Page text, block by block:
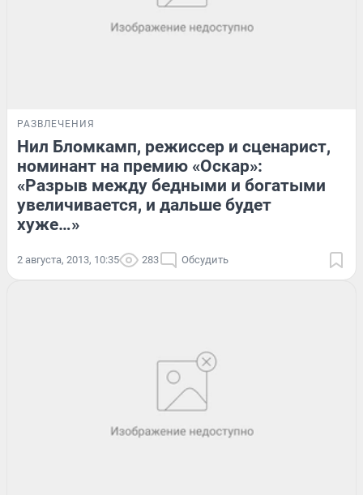
РАЗВЛЕЧЕНИЯ
Нил Бломкамп, режиссер и сценарист,
номинант на премию «Оскар»:
«Разрыв между бедными и богатыми
увеличивается, и дальше будет
хуже…»
2 августа, 2013, 10:35 283 Обсудить